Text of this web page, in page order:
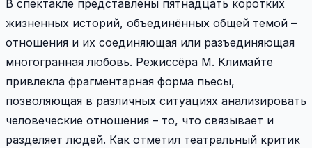
В спектакле представлены пятнадцать коротких
жизненных историй, объединённых общей темой –
отношения и их соединяющая или разъединяющая
многогранная любовь. Режиссёра М. Климайте
привлекла фрагментарная форма пьесы,
позволяющая в различных ситуациях анализировать
человеческие отношения – то, что связывает и
разделяет людей. Как отметил театральный критик